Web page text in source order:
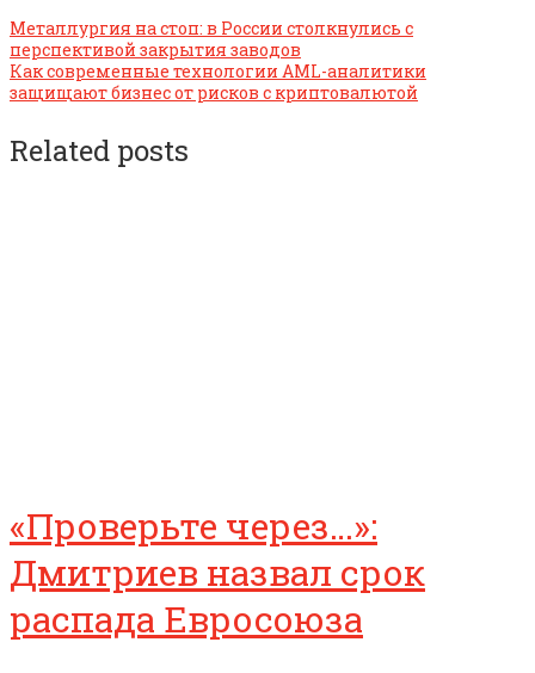
Металлургия на стоп: в России столкнулись с
перспективой закрытия заводов
Как современные технологии AML-аналитики
защищают бизнес от рисков с криптовалютой
Related posts
«Проверьте через…»:
Дмитриев назвал срок
распада Евросоюза